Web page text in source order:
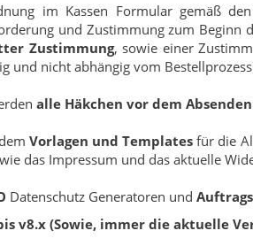
im Kassen Formular gemäß
und Zustimmung zum Beginn
Zustimmung, sowie einer
und nicht abhängig vom
alle Häkchen vor dem
Vorlagen und Templates für die
das Impressum und das aktuelle
Datenschutz Generatoren und
v8.x (Sowie, immer die aktuelle